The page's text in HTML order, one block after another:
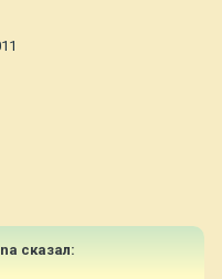
сказал: